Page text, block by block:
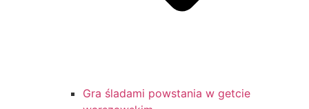
Gra śladami powstania w getcie